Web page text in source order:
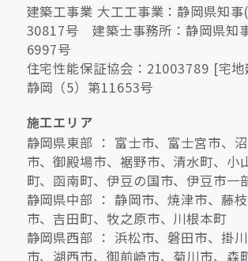
建築工事業 大工工事業：静岡県知
30817号 建築士事務所：静岡県知
6997号
住宅性能保証協会：21003789 [宅
静岡（5）第11653号
施工エリア
静岡県東部 ： 富士市、富士宮市、
市、御殿場市、裾野市、清水町、小
町、函南町、伊豆の国市、伊豆市一
静岡県中部 ： 静岡市、焼津市、藤
市、吉田町、牧之原市、川根本町
静岡県西部 ： 浜松市、磐田市、掛
市、湖西市、御前崎市、菊川市、森